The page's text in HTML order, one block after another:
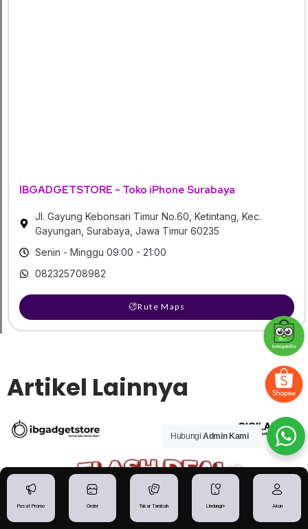
IBGADGETSTORE - Toko iPhone Surabaya
Jl. Gayung Kebonsari Timur No.60, Ketintang, Kec.
Gayungan, Surabaya, Jawa Timur 60235
Senin - Minggu 09:00 - 21:00
082325708982
Rute Maps
Artikel Lainnya
Pusat Promo Order Tukar Tambah Lindungi+ Akun
Hubungi Admin Kami